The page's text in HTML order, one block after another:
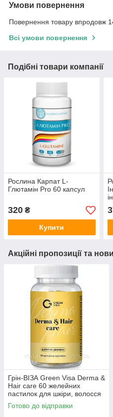
Умови повернення
Повернення товару впродовж
Всі умови повернення
Подібні товари компанії
Рослина Карпат L-
Глютамін Pro 60 капсул
320 ₴
Купити
Акційні пропозиції та
Грін-ВІЗА Green Visa Derma &
Hair care 60 желейних
пастилок для шкіри, волосся
й нігтів з колагеном і
коензимом Q10
Готово до відправки